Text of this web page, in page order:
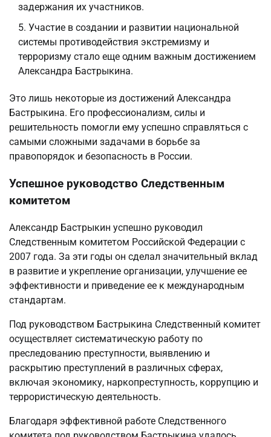
задержания их участников.
Участие в создании и развитии национальной
системы противодействия экстремизму и
терроризму стало еще одним важным достижением
Александра Бастрыкина.
Это лишь некоторые из достижений Александра
Бастрыкина. Его профессионализм, силы и
решительность помогли ему успешно справляться с
самыми сложными задачами в борьбе за
правопорядок и безопасность в России.
Успешное руководство Следственным
комитетом
Александр Бастрыкин успешно руководил
Следственным комитетом Российской Федерации с
2007 года. За эти годы он сделал значительный вклад
в развитие и укрепление организации, улучшение ее
эффективности и приведение ее к международным
стандартам.
Под руководством Бастрыкина Следственный комитет
осуществляет систематическую работу по
преследованию преступности, выявлению и
раскрытию преступлений в различных сферах,
включая экономику, наркопреступность, коррупцию и
террористическую деятельность.
Благодаря эффективной работе Следственного